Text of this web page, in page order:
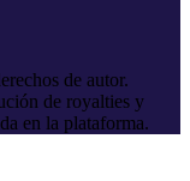
de autor.
de royalties y
en la plataforma.